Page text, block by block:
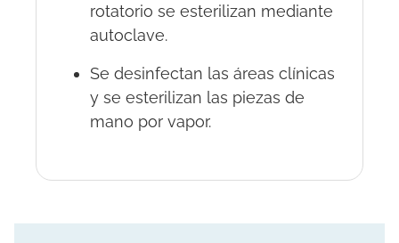
rotatorio se esterilizan mediante
autoclave.
Se desinfectan las áreas clínicas
y se esterilizan las piezas de
mano por vapor.